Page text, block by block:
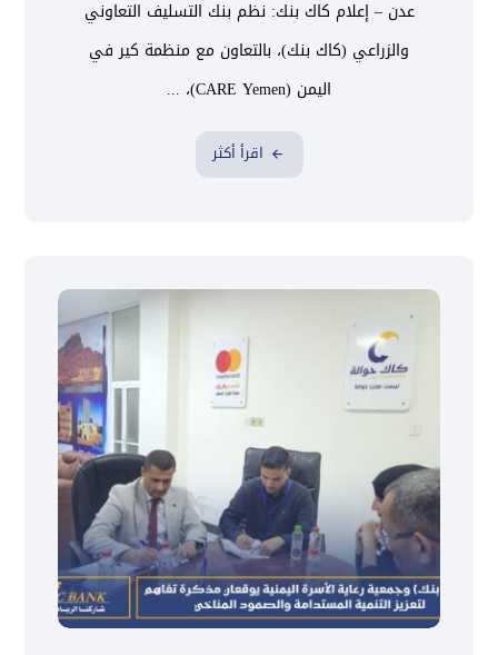
عدن – إعلام كاك بنك: نظم بنك التسليف التعاوني
والزراعي (كاك بنك)، بالتعاون مع منظمة كير في
اليمن (CARE Yemen)، ...
اقرأ أكثر